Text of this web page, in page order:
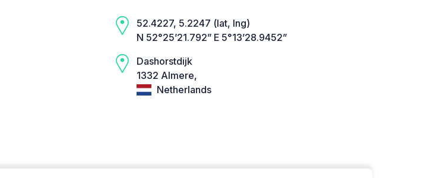
52.4227, 5.2247 (lat, lng)
N 52°25’21.792” E 5°13’28.9452”
Dashorstdijk
1332 Almere,
Netherlands